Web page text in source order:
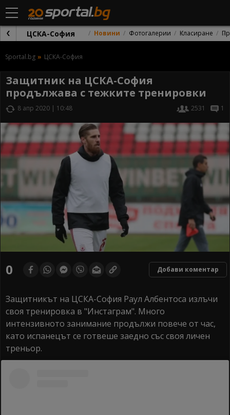
ЦСКА-София Новини Фотогалерии Класиране
Sportal.bg ЦСКА-София
Защитник на ЦСКА-София
продължава с тежките тренировки
8 апр 2020 | 10:48 2531 1
0 Добави коментар
Защитникът на ЦСКА-София Раул Албентоса излъчи
своя тренировка в "Инстаграм". Много
интензивното занимание продължи повече от час,
като испанецът се готвеше заедно със своя личен
треньор.